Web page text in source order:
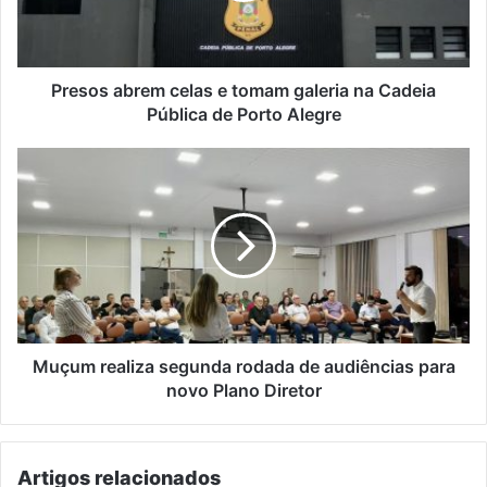
na
Pública
Presos abrem celas e tomam galeria na Cadeia
Pública de Porto Alegre
realiza
segunda
rodada
audiências
para
novo
Plano
Diretor
Muçum realiza segunda rodada de audiências para
novo Plano Diretor
Artigos relacionados